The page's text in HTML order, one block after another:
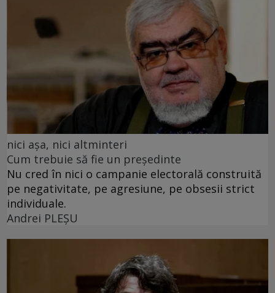
nici așa, nici altminteri
Cum trebuie să fie un președinte
Nu cred în nici o campanie electorală construită
pe negativitate, pe agresiune, pe obsesii strict
individuale.
Andrei PLEŞU